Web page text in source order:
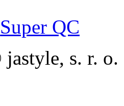
Super QC
s. r.